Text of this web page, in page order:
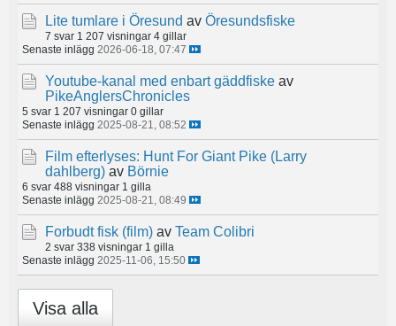
Lite tumlare i Öresund av Öresundsfiske
7 svar 1 207 visningar 4 gillar
Senaste inlägg 2026-06-18, 07:47
Youtube-kanal med enbart gäddfiske av
PikeAnglersChronicles
5 svar 1 207 visningar 0 gillar
Senaste inlägg 2025-08-21, 08:52
Film efterlyses: Hunt For Giant Pike (Larry
dahlberg) av Börnie
6 svar 488 visningar 1 gilla
Senaste inlägg 2025-08-21, 08:49
Forbudt fisk (film) av Team Colibri
2 svar 338 visningar 1 gilla
Senaste inlägg 2025-11-06, 15:50
Visa alla